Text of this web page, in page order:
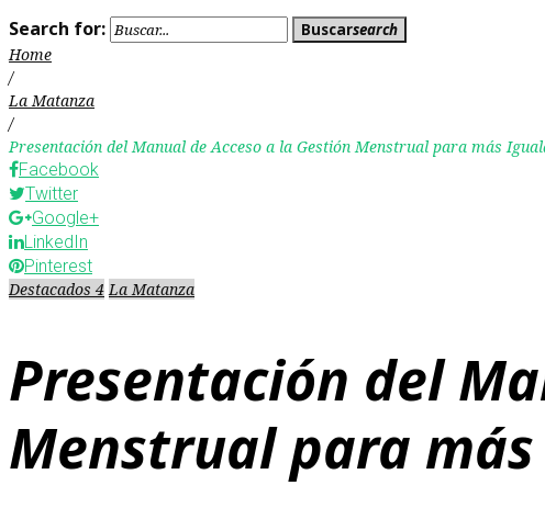
Search for:
Buscarsearch
Home
/
La Matanza
/
Presentación del Manual de Acceso a la Gestión Menstrual para más
Facebook
Twitter
Google+
LinkedIn
Pinterest
Destacados 4 La Matanza
Presentación del
Menstrual para